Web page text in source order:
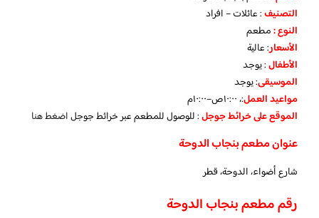
التصنيف: عائلات – افراد
النوع :مطعم
الأسعار:عالية
الأطفال:يوجد
الموسيقى:يوجد
مواعيد العمل:، ١٠:٠٠ص–١٠:٠٠م
الموقع على خرائط جوجل: للوصول للمطعم عبر خرائط جوجلاضغط هنا
عنوان مطعم بنجاب الدوحة
شارع أضواء، الدوحة، قطر
رقم مطعم بنجاب الدوحة